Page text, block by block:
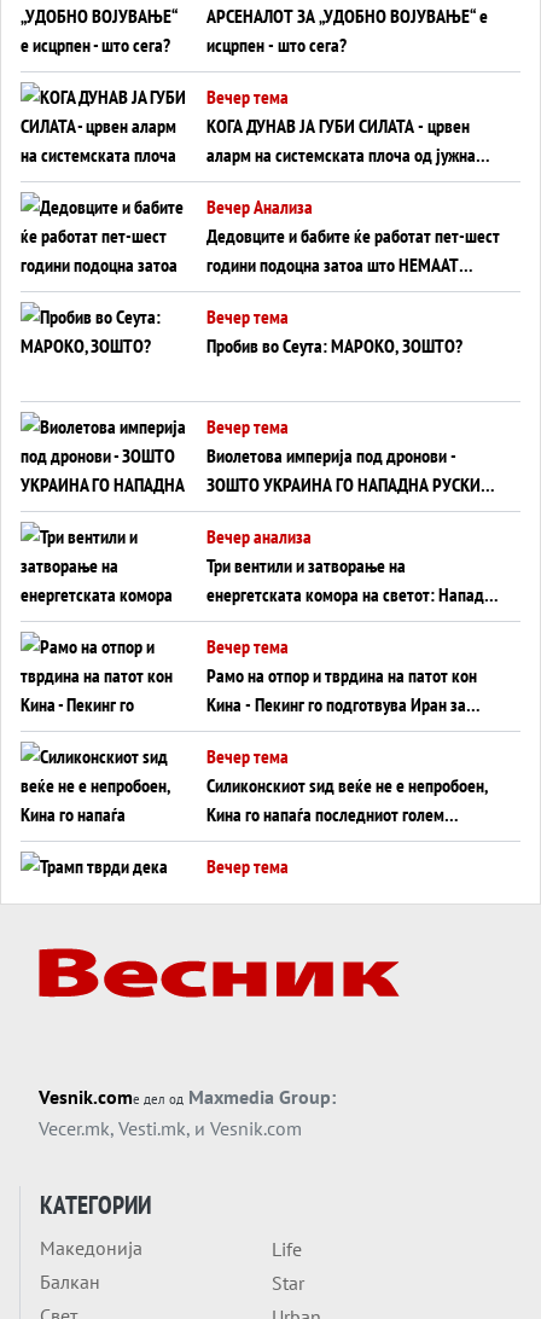
АРСЕНАЛОТ ЗА „УДОБНО ВОЈУВАЊЕ“ е
исцрпен - што сега?
Вечер тема
КОГА ДУНАВ ЈА ГУБИ СИЛАТА - црвен
аларм на системската плоча од јужна
Германија до Црното Море...
Вечер Анализа
Дедовците и бабите ќе работат пет-шест
години подоцна затоа што НЕМААТ
ВНУЦИ ДА ГИ ЗАМЕНАТ
Вечер тема
Пробив во Сеута: МАРОКО, ЗОШТО?
Вечер тема
Виолетова империја под дронови -
ЗОШТО УКРАИНА ГО НАПАДНА РУСКИОТ
WILDBERRIES
Вечер анализа
Три вентили и затворање на
енергетската комора на светот: Нападот
во Суец најавува глобален енергетски
инфаркт?
Вечер тема
Рамо на отпор и тврдина на патот кон
Кина - Пекинг го подготвува Иран за
американска копнена инвазија
Вечер тема
Силиконскиот ѕид веќе не е непробоен,
Кина го напаѓа последниот голем
монопол на Западот?
Вечер тема
Вечер тема
ДЛАБОКО УДОЛУ: Сметководствените
Вечер тема
АТОМСКО ДОМИНО НА БЛИСКИОТ
ИСТОК
Обвинувањето кон Русија го поврзува
Блискиот Исток со украинското бојно
Vesnik.comе дел од Maxmedia Group:
Vecer.mk, Vesti.mk, и Vesnik.com
КАТЕГОРИИ
Македонија
Балкан
Life
Star